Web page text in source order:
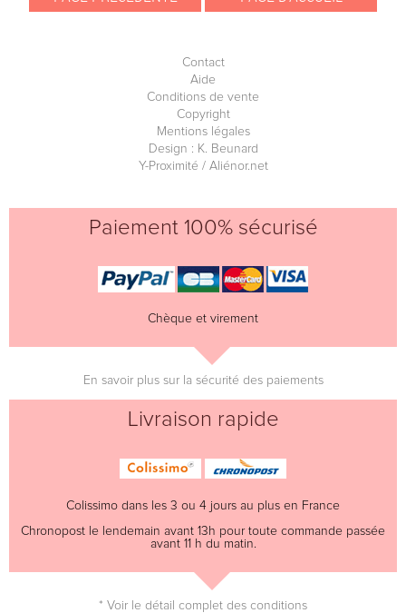
Contact
Aide
Conditions de vente
Copyright
Mentions légales
Design : K. Beunard
Y-Proximité / Aliénor.net
Paiement 100% sécurisé
Chèque et virement
En savoir plus sur la sécurité des paiements
Livraison rapide
Colissimo dans les 3 ou 4 jours au plus en France
Chronopost le lendemain avant 13h pour toute commande passée
avant 11 h du matin.
* Voir le détail complet des conditions